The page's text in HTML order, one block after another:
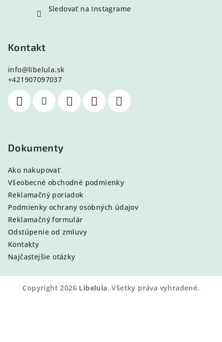
Sledovať na Instagrame
Kontakt
info@libelula.sk
+421907097037
Dokumenty
Ako nakupovať
Všeobecné obchodné podmienky
Reklamačný poriadok
Podmienky ochrany osobných údajov
Reklamačný formulár
Odstúpenie od zmluvy
Kontakty
Najčastejšie otázky
Copyright 2026 Libelula. Všetky práva vyhradené.